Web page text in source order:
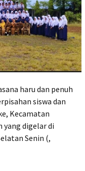
haru dan penuh
siswa dan
Kecamatan
yang digelar di
Senin (,